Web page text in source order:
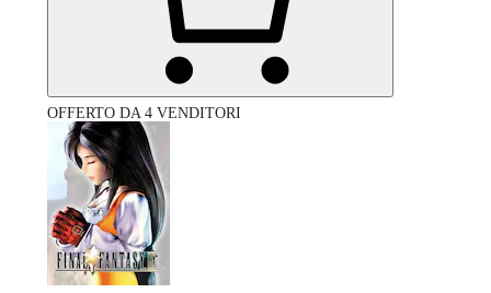
OFFERTO DA 4 VENDITORI